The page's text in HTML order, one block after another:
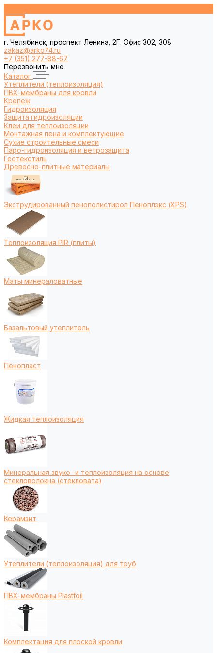
г. Челябинск, проспект Ленина, 2Г. Офис 302, 308
zakaz@arko74.ru
+7 (351) 277-88-67
Перезвонить мне
Каталог
Утеплители (теплоизоляция)
ПВХ-мембраны для кровли
Крепеж
Гидроизоляция
Защита гидроизоляции
Клеи для теплоизоляции
Монтажная пена и комплектующие
Сухие строительные смеси
Паро-гидроизоляция и ветрозащита
Геотекстиль
Древесно-плитные материалы
Экструдированный пенополистирол Пеноплэкс (XPS)
Теплоизоляция PIR (плиты)
Маты минераловатные
Базальтовый утеплитель
Пенопласт
Жидкая теплоизоляция
Минеральная звуко- и теплоизоляция на основе
стекловолокна (стекловата)
Керамзит
Утеплители (теплоизоляция) для труб
ПВХ-мембраны Plastfoil
Комплектация для плоской кровли